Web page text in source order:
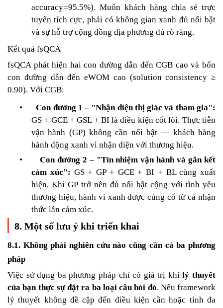
accuracy=95.5%). Muốn khách hàng chia sẻ trực
tuyến tích cực, phải có không gian xanh đủ nổi bật
và sự hỗ trợ cộng đồng địa phương đủ rõ ràng.
Kết quả fsQCA
fsQCA phát hiện hai con đường dẫn đến CGB cao và bốn
con đường dẫn đến eWOM cao (solution consistency ≥
0.90). Với CGB:
•
Con đường 1 – "Nhận diện thị giác và tham gia":
GS + GCE + GSL + BI là điều kiện cốt lõi. Thực tiễn
vận hành (GP) không cần nổi bật — khách hàng
hành động xanh vì nhận diện với thương hiệu.
•
Con đường 2 – "Tín nhiệm vận hành và gắn kết
cảm xúc": GS + GP + GCE + BI + BL cùng xuất
hiện. Khi GP trở nên đủ nổi bật cộng với tình yêu
thương hiệu, hành vi xanh được củng cố từ cả nhận
thức lẫn cảm xúc.
8. Một số lưu ý khi triển khai
8.1. Không phải nghiên cứu nào cũng cần cả ba phương
pháp
Việc sử dụng ba phương pháp chỉ có giá trị khilý thuyết
của bạn thực sự đặt ra ba loại câu hỏi đó. Nếu framework
lý thuyết không đề cập đến điều kiện cần hoặc tính đa